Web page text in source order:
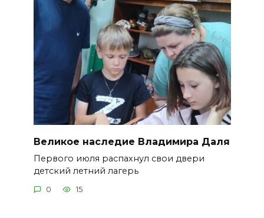
Великое наследие Владимира Даля
Первого июля распахнул свои двери
детский летний лагерь
0 15